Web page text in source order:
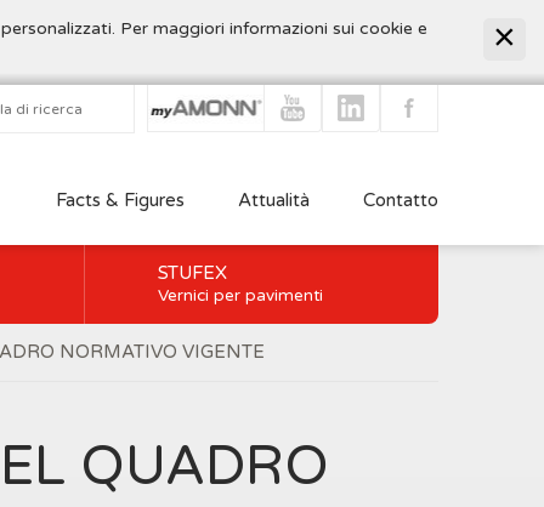
Per maggiori informazioni sui cookie e
Facts & Figures Attualità Contatto
STUFEX
Vernici per pavimenti
NORMATIVO VIGENTE
QUADRO